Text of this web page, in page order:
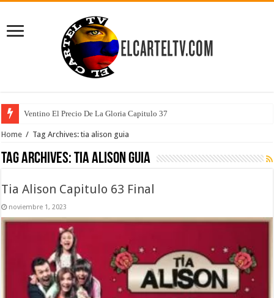
Ventino El Precio De La Gloria Capitulo 37
Home / Tag Archives: tia alison guia
Tag Archives:tia alison guia
Tia Alison Capitulo 63 Final
noviembre 1, 2023